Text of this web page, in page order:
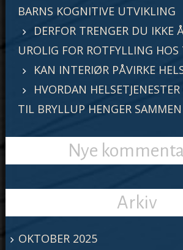
BARNS KOGNITIVE UTVIKLING
DERFOR TRENGER DU IKKE
UROLIG FOR ROTFYLLING
KAN INTERIØR PÅVIRKE
HVORDAN
TIL BRYLLUP HENGER SAMMEN
Nye
Arkiv
OKTOBER 2025